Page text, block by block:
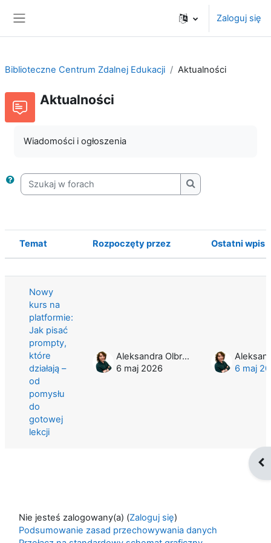
Zaloguj się
Biblioteczne Centrum Zdalnej Edukacji Aktualności
Aktualności
Wiadomości i ogłoszenia
Szukaj w forach
Szukaj w forach
Status
Temat Rozpoczęty przez Ostatni wpis
Nowy
kurs na
platformie:
Jak pisać
prompty,
które
działają –
od
pomysłu
do
gotowej
lekcji
Aleksandra Olbryś
6 maj 2026
6 maj
Nie jesteś zalogowany(a) (Zaloguj się)
Podsumowanie zasad przechowywania danych